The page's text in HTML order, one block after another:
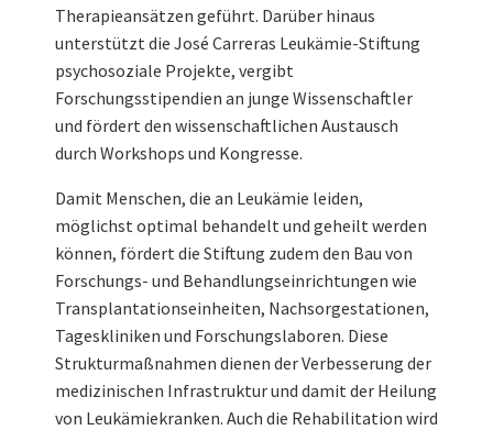
Therapieansätzen geführt. Darüber hinaus
unterstützt die José Carreras Leukämie-Stiftung
psychosoziale Projekte, vergibt
Forschungsstipendien an junge Wissenschaftler
und fördert den wissenschaftlichen Austausch
durch Workshops und Kongresse.
Damit Menschen, die an Leukämie leiden,
möglichst optimal behandelt und geheilt werden
können, fördert die Stiftung zudem den Bau von
Forschungs- und Behandlungseinrichtungen wie
Transplantationseinheiten, Nachsorgestationen,
Tageskliniken und Forschungslaboren. Diese
Strukturmaßnahmen dienen der Verbesserung der
medizinischen Infrastruktur und damit der Heilung
von Leukämiekranken. Auch die Rehabilitation wird